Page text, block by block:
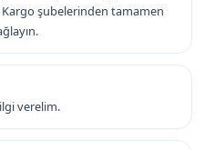
şubelerinden tamamen
verelim.